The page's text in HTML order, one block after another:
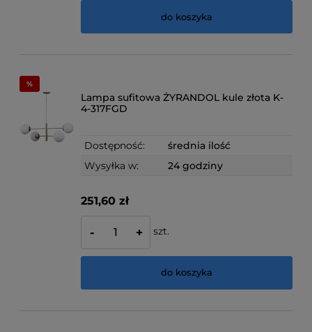
do koszyka
Lampa sufitowa ŻYRANDOL kule złota K-
4-317FGD
Dostępność:
średnia ilość
Wysyłka w:
24 godziny
251,60 zł
- + szt.
do koszyka